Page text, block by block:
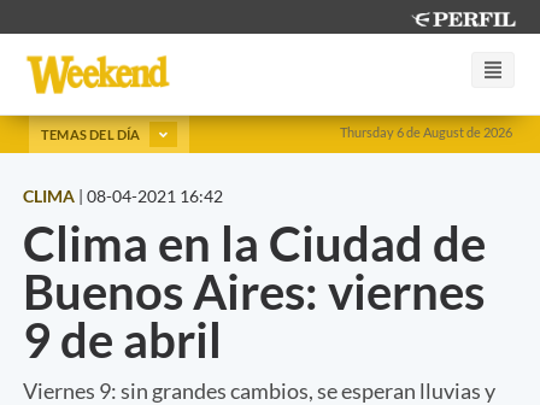
Thursday 6 de August de 2026
TEMAS DEL DÍA
CLIMA | 08-04-2021 16:42
Clima en la Ciudad de
Buenos Aires: viernes
9 de abril
Viernes 9: sin grandes cambios, se esperan lluvias y